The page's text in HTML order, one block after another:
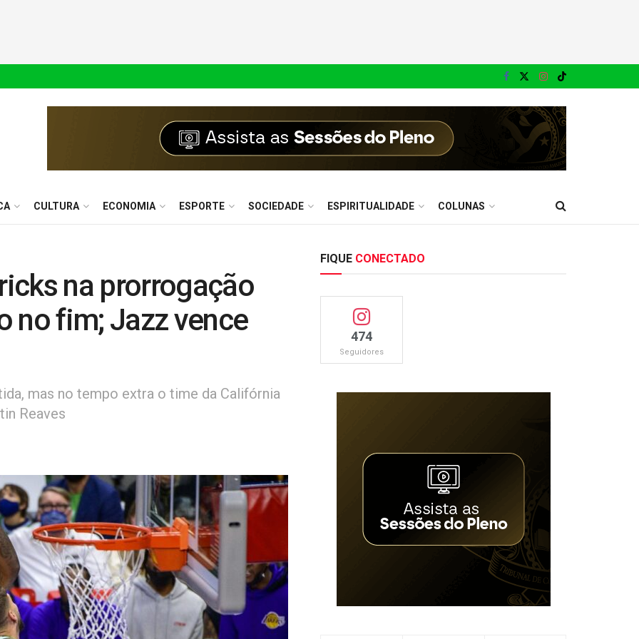
CULTURA ECONOMIA ESPORTE SOCIEDADE ESPIRITUALIDADE COLUNAS
na prorrogação
no fim; Jazz vence
mas no tempo extra o time da Califórnia
Reaves
FIQUE CONECTADO
474
Seguidores